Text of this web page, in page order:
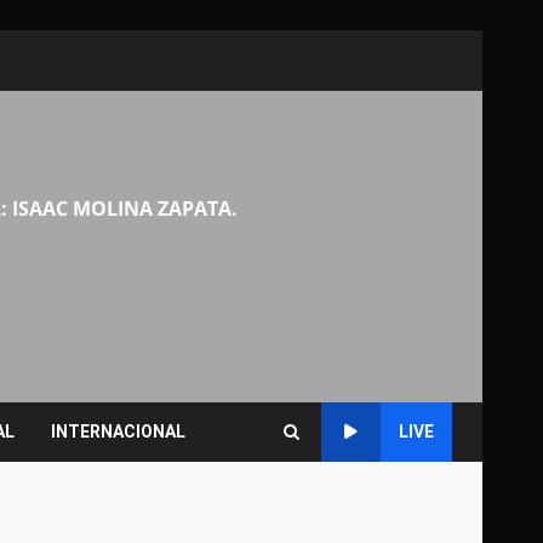
ISAAC MOLINA ZAPATA.
INTERNACIONAL LIVE